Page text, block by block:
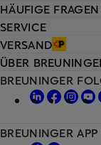
HÄUFIGE FRAGEN
SERVICE
VERSAND
ÜBER
BREUNINGER
BREUNINGER APP